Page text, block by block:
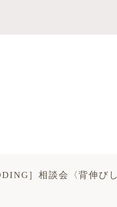
］相談会〈背伸びし